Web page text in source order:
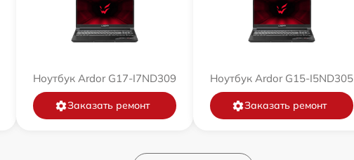
Ноутбук Ardor G17-I7ND309
Заказать ремонт
Ноутбук Ardor G15-I5ND305
Заказать ремонт